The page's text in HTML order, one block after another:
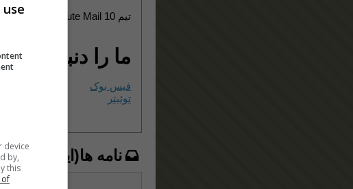
تیم 10 Minute Mail
ما را دنبال
فیس بوک
توئیتر
نامه ها(اینباکس)
device
by,
this
of